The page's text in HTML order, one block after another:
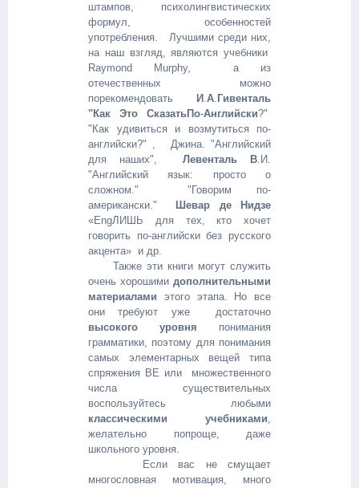
штампов, психолингвистических
формул, особенностей
употребления. Лучшими среди них,
на наш взгляд, являются учебники
Raymond Murphy, а из
отечественных можно
порекомендовать
И .А. Гивенталь
"Как
Это СказатьПо-Английски?"
"Как удивиться и возмутиться по-
английски?" , Джина. "Английский
для наших", Левенталь В.И.
"Английский язык: просто о
сложном." "Говорим по-
американски."
Шевар де
Нидзе
«EngЛИШЬ для тех, кто хочет
говорить по-английски без русского
акцента» и др.
Также эти книги могут служить
очень хорошими дополнительными
материалами этого этапа. Но все
они требуют уже достаточно
высокого уровня понимания
грамматики, поэтому для понимания
самых элементарных вещей типа
спряжения BE или множественного
числа существительных
воспользуйтесь любыми
классическими учебниками,
желательно попроще, даже
школьного уровня.
Если вас не смущает
многословная мотивация, много